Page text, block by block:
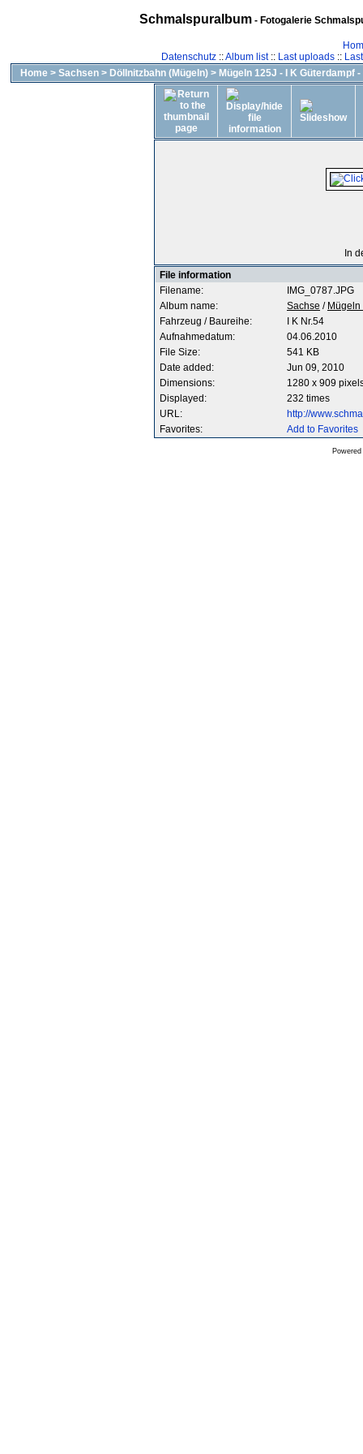
Schmalspuralbum- Fotogalerie
Datenschutz::Album list:: Last uploads::
Home > Sachsen > Döllnitzbahn (Mügeln) > Mügeln 125J - I K Güterdampf
In
File information
Filename:
IMG_0787.JPG
Album name:
Sachse /
Fahrzeug / Baureihe:
I K Nr.54
Aufnahmedatum:
04.06.2010
File Size:
541 KB
Date added:
Jun 09, 2010
Dimensions:
1280 x 909
Displayed:
232 times
URL:
http://
Favorites:
Add to Favorites